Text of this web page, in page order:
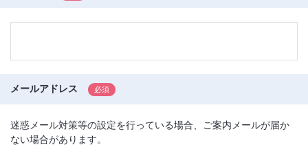
メールアドレス
迷惑メール対策等の設定を行っている場合、ご案内メールが届か
ない場合があります。